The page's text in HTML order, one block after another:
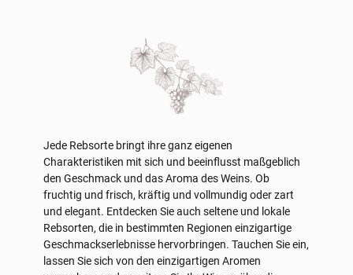
Jede Rebsorte bringt ihre ganz eigenen
Charakteristiken mit sich und beeinflusst maßgeblich
den Geschmack und das Aroma des Weins. Ob
fruchtig und frisch, kräftig und vollmundig oder zart
und elegant. Entdecken Sie auch seltene und lokale
Rebsorten, die in bestimmten Regionen einzigartige
Geschmackserlebnisse hervorbringen. Tauchen Sie ein,
lassen Sie sich von den einzigartigen Aromen